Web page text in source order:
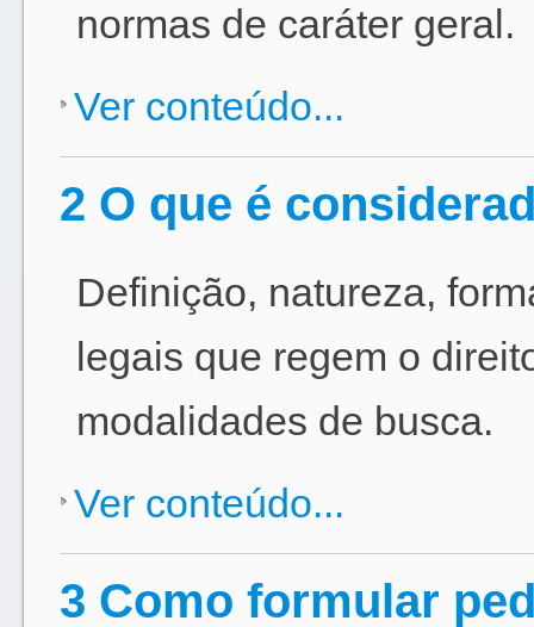
normas de caráter geral.
Ver conteúdo...
2 O que é
Definição, natureza,
legais que regem o
modalidades de busca.
Ver conteúdo...
3 Como formular